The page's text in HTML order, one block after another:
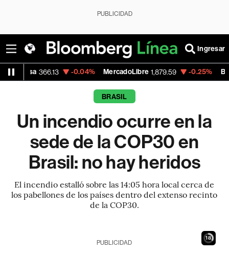
PUBLICIDAD
Ingresar
-0.04% MercadoLibre 1,879.59 -0.25% Banco de
BRASIL
Un incendio ocurre en la
sede de la COP30 en
Brasil: no hay heridos
El incendio estalló sobre las 14:05 hora local cerca de
los pabellones de los países dentro del extenso recinto
de la COP30.
17
PUBLICIDAD